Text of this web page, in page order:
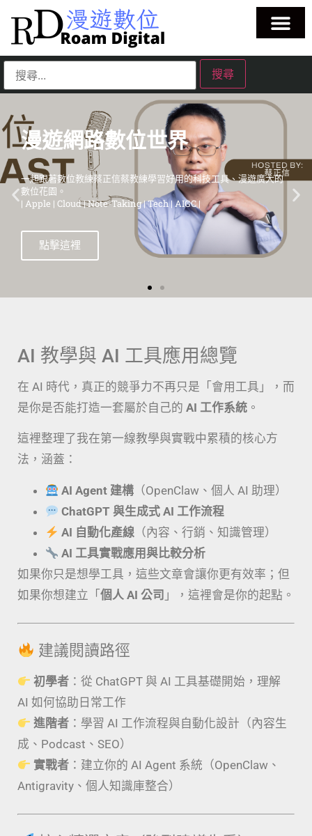
漫遊網路數位世界
一起跟著數位教練蔡正信蔡教練學習好用的科技工具、漫遊在這個
| 蘋果教學 | Evernote教學 | 筆記工具教學 | 雲端服務教學 | 生成式AI
教學 |
AI 教學與 AI 工具應用總覽
在 AI 時代，真正的競爭力不再只是「會用工具」，而
是你是否能打造一套屬於自己的 AI 工作系統 。
這裡整理了我在第一線教學與實戰中累積的核心方
法，涵蓋：
AI Agent 建構 （OpenClaw、個人 AI 助理）
ChatGPT 與生成式 AI 工作流程
AI 自動化產線 （內容、行銷、知識管理）
AI 工具實戰應用與比較分析
如果你只是想學工具，這些文章會讓你更有效率；但
如果你想建立「 個人 AI 公司 」，這裡會是你的起點。
建議閱讀路徑
初學者 ：從 ChatGPT 與 AI 工具基礎開始，理解
AI 如何協助日常工作
進階者 ：學習 AI 工作流程與自動化設計（內容生
成、Podcast、SEO）
實戰者 ：建立你的 AI Agent 系統（OpenClaw、
Antigravity、個人知識庫整合）